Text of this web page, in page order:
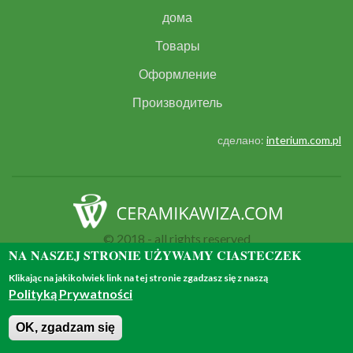
дома
Товары
Оформление
Производитель
сделано: interium.com.pl
© 2018 - all rights reserved
NA NASZEJ STRONIE UŻYWAMY CIASTECZEK
Klikając na jakikolwiek link na tej stronie zgadzasz się z naszą
Polityką Prywatności
OK, zgadzam się